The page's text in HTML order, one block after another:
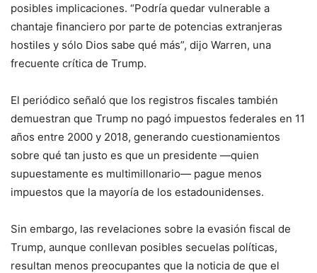
posibles implicaciones. “Podría quedar vulnerable a
chantaje financiero por parte de potencias extranjeras
hostiles y sólo Dios sabe qué más”, dijo Warren, una
frecuente crítica de Trump.
El periódico señaló que los registros fiscales también
demuestran que Trump no pagó impuestos federales en 11
años entre 2000 y 2018, generando cuestionamientos
sobre qué tan justo es que un presidente —quien
supuestamente es multimillonario— pague menos
impuestos que la mayoría de los estadounidenses.
Sin embargo, las revelaciones sobre la evasión fiscal de
Trump, aunque conllevan posibles secuelas políticas,
resultan menos preocupantes que la noticia de que el